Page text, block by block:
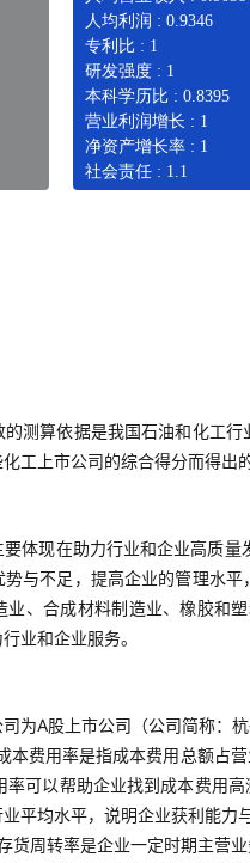
人均利润 : 0.9346
专利比 : 1
研发强度 : 1
本科学历比 : 0.8395
营业利润增长 : 1
净资产增长率 : 1
社会责任 : 1.1
测算依据是我国石油和化工
工上市公司的综合得分而得
体现在助力行业和企业高质
与不足，提高企业的管理水
业、合成材料制造业、橡胶和
业和企业服务。
为A股上市公司（公司简称
本费用率是指成本费用总额占
率可以帮助企业找到成本费用
平均水平，说明企业获利能力
货周转率是企业一定时期主营